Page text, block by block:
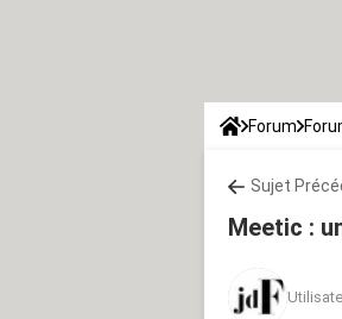
Forum
Sujet
Meetic :